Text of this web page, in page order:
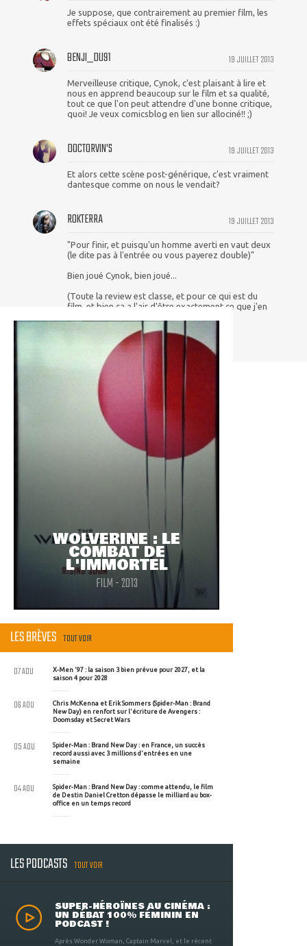
Je suppose, que contrairement au premier film, les
effets spéciaux ont été finalisés :)
19 JUILLET 2013
BENJI_DU91
Merveilleuse critique, Cynok, c'est plaisant à lire et
nous en apprend beaucoup sur le film et sa qualité,
tout ce que l'on peut attendre d'une bonne critique,
quoi! Je veux comicsblog en lien sur allociné!! ;)
19 JUILLET 2013
DOCTORVIN'S
Et alors cette scène post-générique, c'est vraiment
dantesque comme on nous le vendait?
19 JUILLET 2013
ROKTERRA
"Pour finir, et puisqu'un homme averti en vaut deux
(le dite pas à l'entrée ou vous payerez double)"
Bien joué Cynok, bien joué...
(Toute la review est classe, et pour ce qui est du
film, et bien ça a l'air d'être exactement ce que j'en
WOLVERINE : LE
COMBAT DE
L'IMMORTEL
FILM - 2013
LES BRÈVES TOUT VOIR
X-Men '97 : la saison 3 bien prévue pour 2027, et la
saison 4 pour 2028
07 AOU
Chris McKenna et Erik Sommers (Spider-Man : Brand
New Day) en renfort sur l'écriture de Avengers :
Doomsday et Secret Wars
06 AOU
Spider-Man : Brand New Day : en France, un succès
record aussi avec 3 millions d'entrées en une
semaine
05 AOU
Spider-Man : Brand New Day : comme attendu, le film
de Destin Daniel Cretton dépasse le milliard au box-
office en un temps record
04 AOU
LES PODCASTS TOUT VOIR
SUPER-HÉROÏNES AU CINÉMA :
UN DÉBAT 100% FÉMININ EN
PODCAST !
Après Wonder Woman, Captain Marvel, et le récent